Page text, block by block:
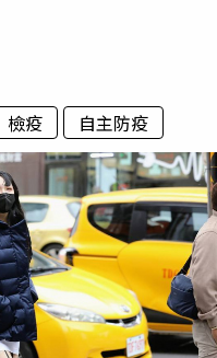
檢疫 自主防疫